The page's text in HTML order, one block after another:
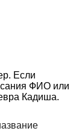
Если
ФИО или
Кадиша.